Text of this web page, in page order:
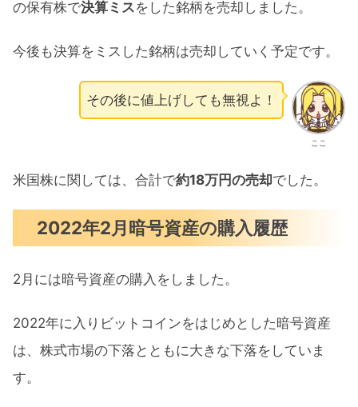
の保有株で決算ミスをした銘柄を売却しました。
今後も決算をミスした銘柄は売却していく予定です。
ここ
その後に値上げしても無視よ！
米国株に関しては、合計で約18万円の売却でした。
2022年2月暗号資産の購入履歴
2月には暗号資産の購入をしました。
2022年に入りビットコインをはじめとした暗号資産
は、株式市場の下落とともに大きな下落をしていま
す。